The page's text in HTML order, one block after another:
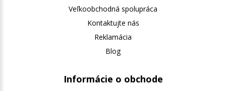
Veľkoobchodná spolupráca
Kontaktujte nás
Reklamácia
Blog
Informácie o obchode